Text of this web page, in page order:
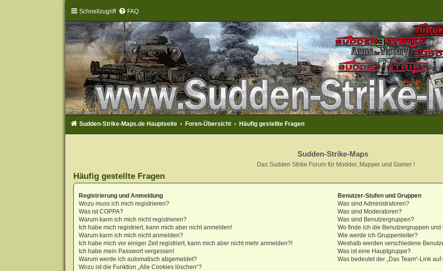
Schnellzugriff FAQ
Sudden-Strike-Maps.de Hauptseite Foren-Übersicht Häufig gestellte Fragen
Sudden-Strike-Maps
Das Sudden Strike Forum für Modder, Mapper und Gamer !
Häufig gestellte Fragen
Registrierung und Anmeldung
Wozu muss ich mich registrieren?
Was ist COPPA?
Warum kann ich mich nicht registrieren?
Ich habe mich registriert, kann mich aber nicht anmelden!
Warum kann ich mich nicht anmelden?
Ich habe mich vor einiger Zeit registriert, kann mich aber nicht mehr anmelden?!
Ich habe mein Passwort vergessen!
Warum werde ich automatisch abgemeldet?
Wozu ist die Funktion „Alle Cookies löschen“?
Benutzer-Stufen und Gruppen
Was sind Administratoren?
Was sind Moderatoren?
Was sind Benutzergruppen?
Wo finde ich die Benutzergruppen
Wie werde ich Gruppenleiter?
Weshalb werden verschiedene
Was ist eine Hauptgruppe?
Was bedeutet der „Das Team“-Link